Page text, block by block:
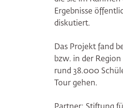
Ergebnisse
diskutiert.
Das Projekt fand
bzw. in der
rund 38.000
Tour gehen.